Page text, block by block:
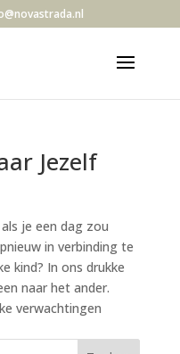
Jezelf
je een dag zou
in verbinding te
kind? In ons drukke
naar het ander.
verwachtingen